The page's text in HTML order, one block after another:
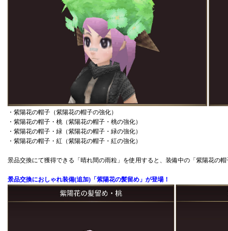
・紫陽花の帽子（紫陽花の帽子の強化）
・紫陽花の帽子・桃（紫陽花の帽子・桃の強化）
・紫陽花の帽子・緑（紫陽花の帽子・緑の強化）
・紫陽花の帽子・紅（紫陽花の帽子・紅の強化）
景品交換にて獲得できる「晴れ間の雨粒」を使用すると、装備中の「紫陽花の帽
景品交換におしゃれ装備(追加)「紫陽花の髪留め」が登場！